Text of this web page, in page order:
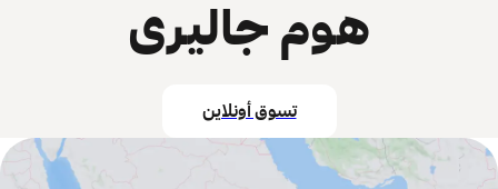
هوم جاليرى
تسوق أونلاين